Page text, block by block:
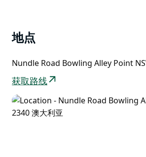
地点
Nundle Road Bowling Alley Point
获取路线